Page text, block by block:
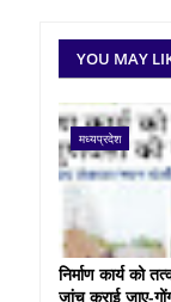
YOU MAY
मध्यप्रदेश
निर्माण कार्य को
जांच कराई जाए-